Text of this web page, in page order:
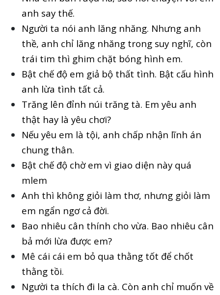
anh say thế.
Người ta nói anh lăng nhăng. Nhưng anh
thề, anh chỉ lăng nhăng trong suy nghĩ, còn
trái tim thì ghim chặt bóng hình em.
Bật chế độ em giả bộ thất tình. Bật cấu hình
anh lừa tình tất cả.
Trăng lên đỉnh núi trăng tà. Em yêu anh
thật hay là yêu chơi?
Nếu yêu em là tội, anh chấp nhận lĩnh án
chung thân.
Bật chế độ chờ em vì giao diện này quá
mlem
Anh thì không giỏi làm thơ, nhưng giỏi làm
em ngẩn ngơ cả đời.
Bao nhiêu cân thính cho vừa. Bao nhiêu cân
bả mới lừa được em?
Mê cái cái em bỏ qua thằng tốt để chốt
thằng tồi.
Người ta thích đi la cà. Còn anh chỉ muốn về